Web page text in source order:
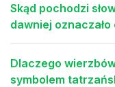
Skąd pochodzi
dawniej oznaczało
Dlaczego
symbolem